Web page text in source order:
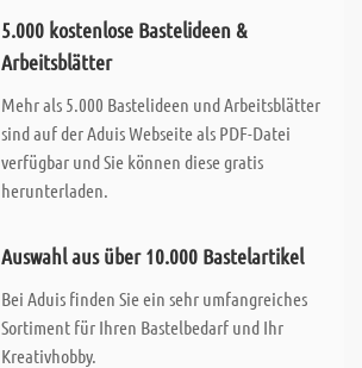
5.000 kostenlose Bastelideen &
Arbeitsblätter
Mehr als 5.000 Bastelideen und Arbeitsblätter
sind auf der Aduis Webseite als PDF-Datei
verfügbar und Sie können diese gratis
herunterladen.
Auswahl aus über 10.000 Bastelartikel
Bei Aduis finden Sie ein sehr umfangreiches
Sortiment für Ihren Bastelbedarf und Ihr
Kreativhobby.